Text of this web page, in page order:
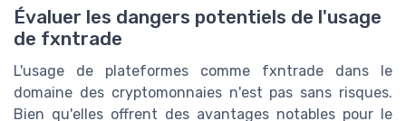
Évaluer les dangers potentiels de l'usage
de fxntrade
L'usage de plateformes comme fxntrade dans le
domaine des cryptomonnaies n'est pas sans risques.
Bien qu'elles offrent des avantages notables pour le